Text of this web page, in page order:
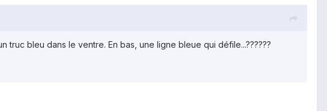
bleu dans le ventre. En bas, une ligne bleue qui défile...??????